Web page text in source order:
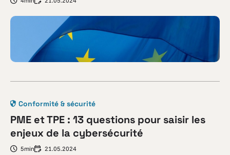
Conformité & sécurité
PME et TPE : 13 questions pour saisir les
enjeux de la cybersécurité
5min 21.05.2024